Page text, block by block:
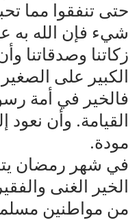
حتى تنفقوا مما
شيء فإن الله به
زكاتنا وصدقاتنا
الكبير على
فالخير في أمة
القيامة. وأن نعود
مودة.
في شهر رمضان
الخير الغنى
من مواطنين